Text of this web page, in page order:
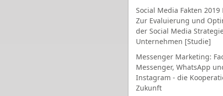
Social Media Fakten 2019
Zur Evaluierung und
der Social Media
Unternehmen [Studie]
Messenger Marketing:
Messenger, WhatsApp
Instagram - die
Zukunft